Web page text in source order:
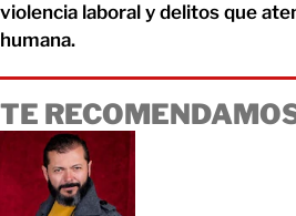
violencia laboral y delitos que
humana.
TE